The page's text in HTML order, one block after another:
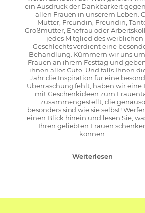
ein Ausdruck der Dankbarkeit
allen Frauen in unserem Leben.
Mutter, Freundin, Freundin,
Großmutter, Ehefrau oder
- jedes Mitglied des weiblichen
Geschlechts verdient eine
Behandlung. Kümmern wir uns
Frauen an ihrem Festtag und
ihnen alles Gute. Und falls Ihnen
Jahr die Inspiration für eine
Überraschung fehlt, haben wir eine
mit Geschenkideen zum
zusammengestellt, die genauso
besonders sind wie sie selbst!
einen Blick hinein und lesen Sie,
Ihren geliebten Frauen
können.
Weiterlesen